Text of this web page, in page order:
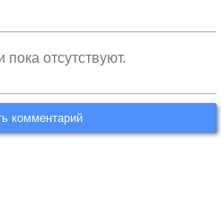
отсутствуют.
комментарий